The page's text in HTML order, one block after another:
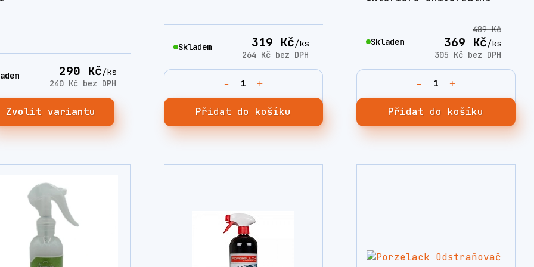
290 Kč/ks
240 Kč bez DPH
Zvolit variantu
319 Kč/ks
264 Kč bez DPH
Skladem
Přidat do košíku
489 Kč
369 Kč/ks
305 Kč bez DPH
Skladem
Přidat do košíku